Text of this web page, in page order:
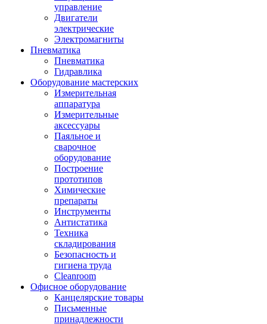
управление
Двигатели
электрические
Электромагниты
Пневматика
Пневматика
Гидравлика
Оборудование мастерских
Измерительная
аппаратура
Измерительные
аксессуары
Паяльное и
сварочное
оборудование
Построение
прототипов
Химические
препараты
Инструменты
Aнтистатика
Техника
складирования
Безопасность и
гигиена труда
Cleanroom
Офисное оборудование
Канцелярские товары
Письменные
принадлежности